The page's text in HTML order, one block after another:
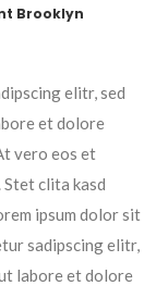
Brooklyn
elitr, sed
et dolore
vero eos et
Stet clita kasd
ipsum dolor sit
sadipscing elitr,
labore et dolore